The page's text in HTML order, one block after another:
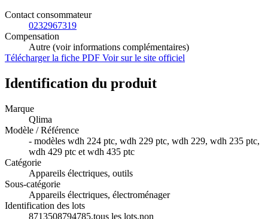
Contact consommateur
0232967319
Compensation
Autre (voir informations complémentaires)
Télécharger la fiche PDF Voir sur le site officiel
Identification du produit
Marque
Qlima
Modèle / Référence
- modèles wdh 224 ptc, wdh 229 ptc, wdh 229, wdh 235 ptc,
wdh 429 ptc et wdh 435 ptc
Catégorie
Appareils électriques, outils
Sous-catégorie
Appareils électriques, électroménager
Identification des lots
8713508794785,tous les lots,non